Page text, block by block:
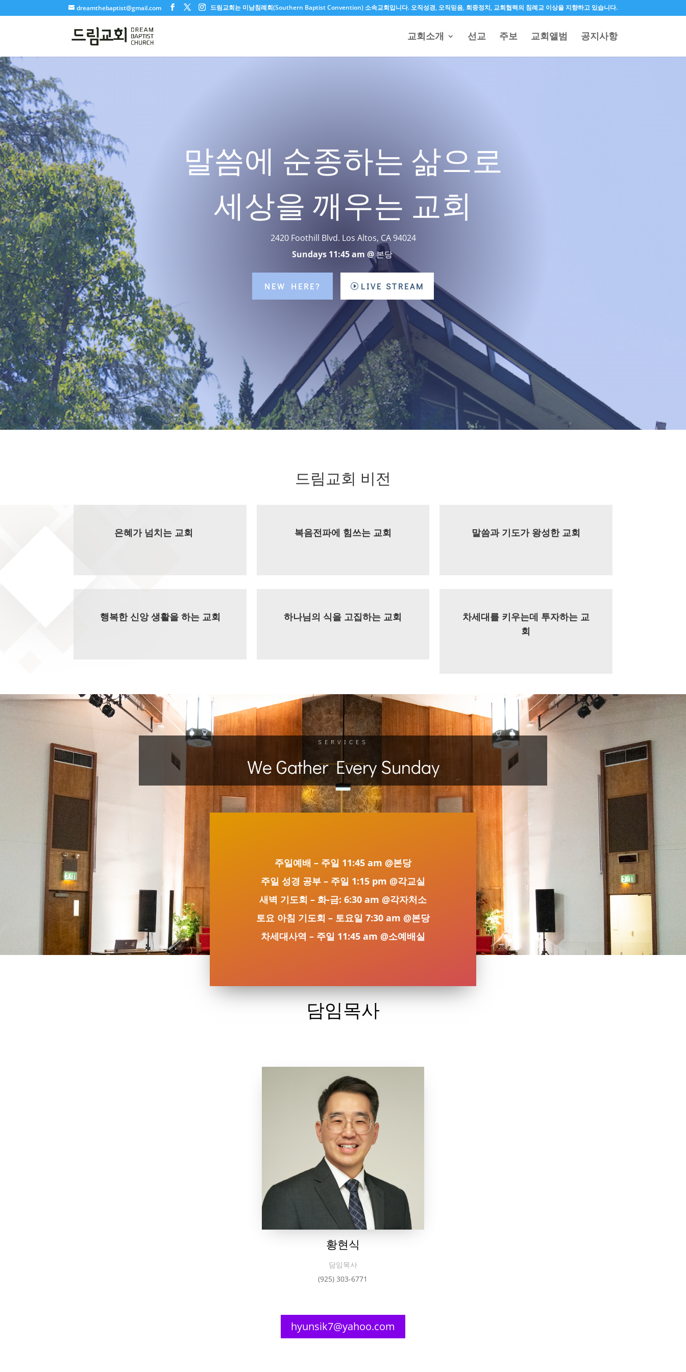
dreamthebaptist@gmail.com 드림교회는 미남침례회(Southern Baptist Convention) 소속교회입니다. 오직성경, 오직믿음, 회중정치, 교회협력의 침례교 이상을 지향하고 있습니다.
교회소개 선교 주보 교회앨범 공지사항
말씀에 순종하는 삶으로
세상을 깨우는 교회
2420 Foothill Blvd. Los Altos, CA 94024
Sundays 11:45 am @본당
NEW HERE? LIVE STREAM
드림교회 비전
은혜가 넘치는 교회 복음전파에 힘쓰는 교회 말씀과 기도가 왕성한 교회
행복한 신앙 생활을 하는 교회 하나님의 식을 고집하는 교회
차세대를 키우는데 투자하는 교
회
SERVICES
We Gather Every Sunday
주일예배 – 주일 11:45 am @본당
주일 성경 공부 – 주일 1:15 pm @각교실
새벽 기도회 – 화-금: 6:30 am @각자처소
토요 아침 기도회 – 토요일 7:30 am @본당
차세대사역 – 주일 11:45 am @소예배실
담임목사
황현식
담임목사
(925) 303-6771
hyunsik7@yahoo.com